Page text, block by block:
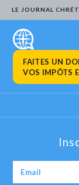
LE JOURNAL
FAITES UN
VOS IMPÔTS